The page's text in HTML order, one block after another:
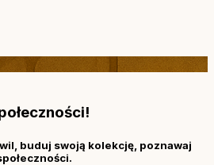
buduj swoją kolekcję, poznawaj